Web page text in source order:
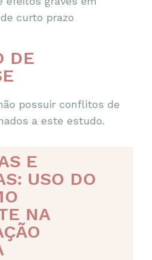
curto prazo
DE
possuir conflitos de
a este estudo.
E
USO DO
NA